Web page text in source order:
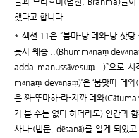
했다고 합니다.
* 섹션 11은 “붐마-낭 데와-낭 삿
눗사-웨숭 ..(Bhummānaṃ
adda manussāvesuṃ ..)”으로 시
mānaṃ devānaṃ)’은 ‘붐맛따 데
은 짜-뚜마하-라-지까 데와
가 볼 수는 없다 하더라도) 인간과
사나-(법문, dēsanā)를 알게 되었